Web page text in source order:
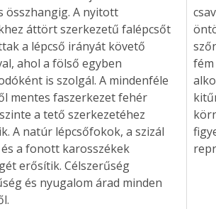
összhangig. A nyitott
áttört szerkezetű falépcsőt
a lépcső irányát követő
ahol a fölső egyben
is szolgál. A mindenféle
mentes faszerkezet fehér
a tető szerkezetéhez
A natúr lépcsőfokok, a szizál
a fonott karosszékek
erősítik. Célszerűség
és nyugalom árad minden